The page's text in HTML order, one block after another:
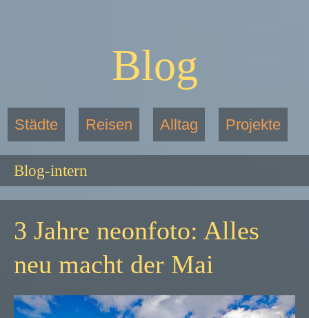
Blog
Städte Reisen Alltag Projekte
Blog-intern
3 Jahre neonfoto: Alles
neu macht der Mai